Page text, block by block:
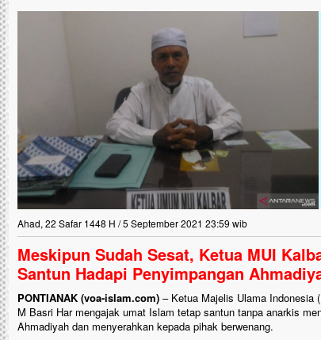
Ahad, 22 Safar 1448 H / 5 September 2021 23:59 wib
Meskipun Sudah Sesat, Ketua MUI
Santun Hadapi Penyimpangan
PONTIANAK (voa-islam.com) – Ketua Majelis Ulama Indonesia
M Basri Har mengajak umat Islam tetap santun tanpa anarkis
Ahmadiyah dan menyerahkan kepada pihak berwenang.
Bantu Naura, Balita Hebat Sembuh Dari
Tumor Pembuluh Darah
Hidup Naura Salsabila dipenuhi dengan
rintangan yang sangat berat. Meskipun baru
berusia sepuluh bulan, bayi yang imut ini harus
menghadapi penyakit yang dahsyat, yaitu tumor
pembuluh darah berukuran...